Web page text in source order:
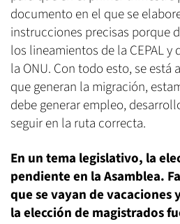
documento en el que se
instrucciones precisas porque
los lineamientos de la CEPAL y
la ONU. Con todo esto, se está
que generan la migración,
debe generar empleo,
seguir en la ruta correcta.
En un tema legislativo, la
pendiente en la Asamblea.
que se vayan de vacaciones
la elección de magistrados